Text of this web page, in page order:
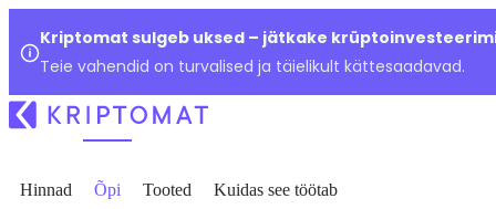
Kriptomat sulgeb uksed – jätkake
Teie vahendid on turvalised ja täielikult kättesaadavad.
Hinnad Õpi Tooted Kuidas see töötab